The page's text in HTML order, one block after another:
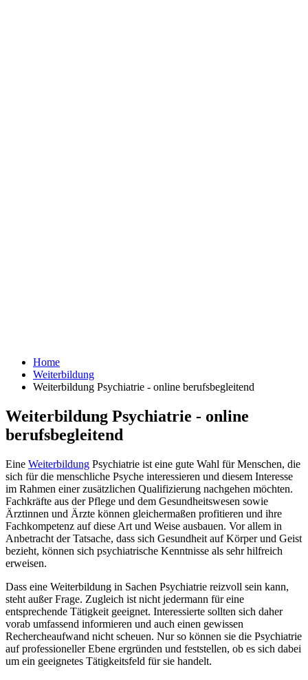
Home
Weiterbildung
Weiterbildung Psychiatrie - online berufsbegleitend
Weiterbildung Psychiatrie - online
berufsbegleitend
Eine Weiterbildung Psychiatrie ist eine gute Wahl für Menschen, die
sich für die menschliche Psyche interessieren und diesem Interesse
im Rahmen einer zusätzlichen Qualifizierung nachgehen möchten.
Fachkräfte aus der Pflege und dem Gesundheitswesen sowie
Ärztinnen und Ärzte können gleichermaßen profitieren und ihre
Fachkompetenz auf diese Art und Weise ausbauen. Vor allem in
Anbetracht der Tatsache, dass sich Gesundheit auf Körper und Geist
bezieht, können sich psychiatrische Kenntnisse als sehr hilfreich
erweisen.
Dass eine Weiterbildung in Sachen Psychiatrie reizvoll sein kann,
steht außer Frage. Zugleich ist nicht jedermann für eine
entsprechende Tätigkeit geeignet. Interessierte sollten sich daher
vorab umfassend informieren und auch einen gewissen
Rechercheaufwand nicht scheuen. Nur so können sie die Psychiatrie
auf professioneller Ebene ergründen und feststellen, ob es sich dabei
um ein geeignetes Tätigkeitsfeld für sie handelt.